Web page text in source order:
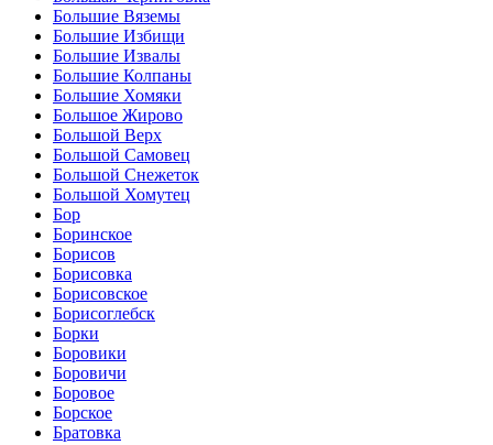
Большие Вяземы
Большие Избищи
Большие Извалы
Большие Колпаны
Большие Хомяки
Большое Жирово
Большой Верх
Большой Самовец
Большой Снежеток
Большой Хомутец
Бор
Боринское
Борисов
Борисовка
Борисовское
Борисоглебск
Борки
Боровики
Боровичи
Боровое
Борское
Братовка